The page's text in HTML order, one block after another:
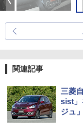
関連記事
三菱
sist」
ジュ」